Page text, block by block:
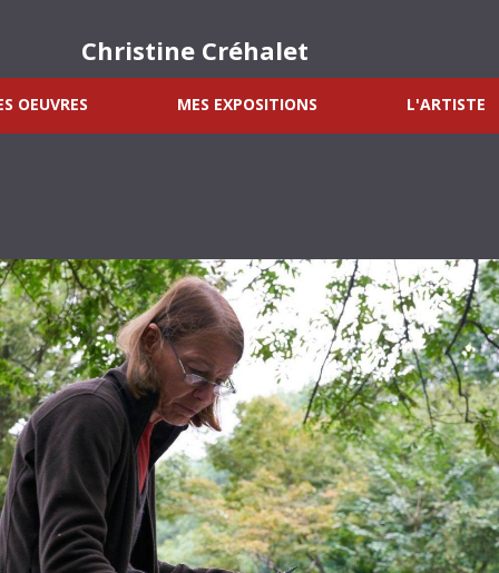
Christine Créhalet
OEUVRES MES EXPOSITIONS L'ARTISTE